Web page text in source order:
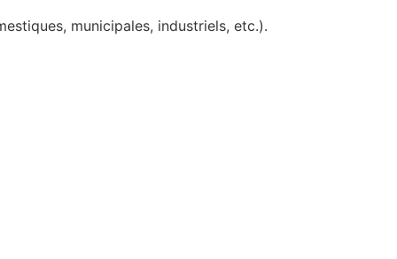
municipales, industriels, etc.).